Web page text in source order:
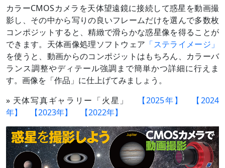
カラーCMOSカメラを天体望遠鏡に接続して惑星を動画撮
影し、その中から写りの良いフレームだけを選んで多数枚
コンポジットすると、精緻で滑らかな惑星像を得ることが
できます。天体画像処理ソフトウェア 「ステライメージ」
を使うと、動画からのコンポジットはもちろん、カラーバ
ランス調整やディテール強調まで簡単かつ詳細に行えま
す。画像を「作品」に仕上げてみましょう。
» 天体写真ギャラリー「火星」
【2025年】
【2024
年】
【2023年】 【2022年】